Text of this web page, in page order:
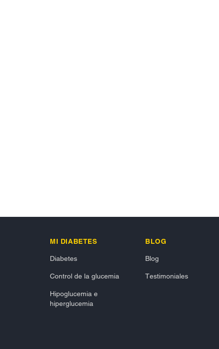
MI DIABETES
Diabetes
Control de la glucemia
Hipoglucemia e
hiperglucemia
BLOG
Blog
Testimoniales